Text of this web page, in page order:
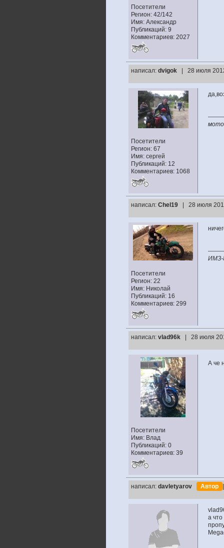
Посетители
Регион: 42/142
Имя: Александр
Публикаций: 9
Комментариев: 2027
написал: dvigok | 28 июля
Посетители
Регион: 67
Имя: сергей
Публикаций: 12
Комментариев: 1068
написал: Chel19 | 28 июля
Посетители
Регион: 22
Имя: Николай
Публикаций: 16
Комментариев: 299
ИМЗ-
написал: vlad96k | 28 июля
Посетители
Имя: Влад
Публикаций: 0
Комментариев: 39
А че
написал: davletyarov Автор
а